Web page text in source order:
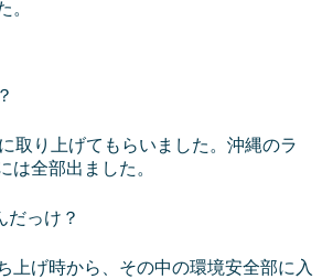
。
取り上げてもらいました。沖縄のラ
は全部出ました。
だっけ？
上げ時から、その中の環境安全部に入